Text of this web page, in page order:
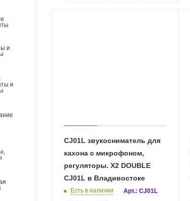
и
и
CJ01L звукосниматель для
кахона с микрофоном,
регуляторы. X2 DOUBLE
CJ01L в Владивостоке
Есть в наличии Арт.: CJ01L